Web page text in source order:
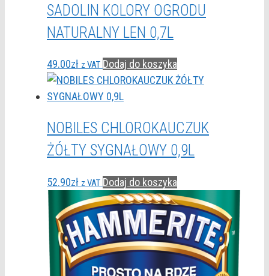
SADOLIN KOLORY OGRODU
NATURALNY LEN 0,7L
49.00zł z VAT Dodaj do koszyka
NOBILES CHLOROKAUCZUK
ŻÓŁTY SYGNAŁOWY 0,9L
52.90zł z VAT Dodaj do koszyka